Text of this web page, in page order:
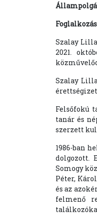
Szalay
2021.
Szalay
Felsőfokú
tanár és
szerzett
1986-ban
dolgozott.
Somogy
Péter,
és az
felmenő